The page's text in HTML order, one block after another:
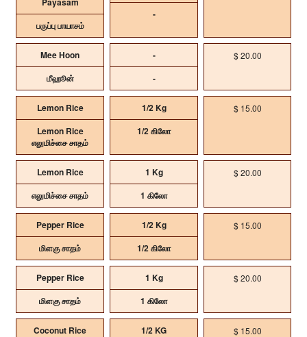
பருப்பு பாயாசம்
-
Mee Hoon
மீஹூன்
-
-
$ 20.00
Lemon Rice
Lemon Rice
எலுமிச்சை சாதம்
1/2 Kg
1/2 கிலோ
$ 15.00
Lemon Rice
எலுமிச்சை சாதம்
1 Kg
1 கிலோ
$ 20.00
Pepper Rice
மிளகு சாதம்
1/2 Kg
1/2 கிலோ
$ 15.00
Pepper Rice
மிளகு சாதம்
1 Kg
1 கிலோ
$ 20.00
Coconut Rice
1/2 KG
$ 15.00